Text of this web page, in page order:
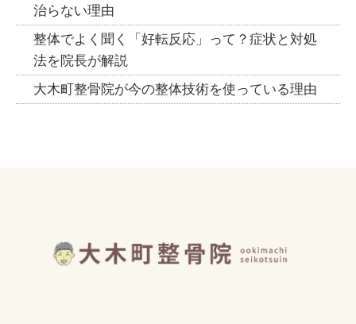
治らない理由
整体でよく聞く「好転反応」って？症状と対処
法を院長が解説
大木町整骨院が今の整体技術を使っている理由